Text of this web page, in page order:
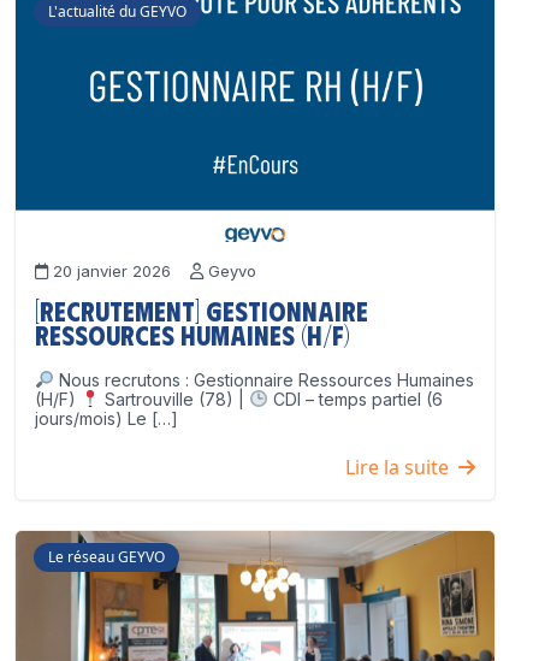
L'actualité du GEYVO
20 janvier 2026 Geyvo
[Recrutement] Gestionnaire
Ressources Humaines (H/F)
Nous recrutons : Gestionnaire Ressources Humaines
(H/F)
Sartrouville (78) |
CDI – temps partiel (6
jours/mois) Le […]
Lire la suite
Le réseau GEYVO